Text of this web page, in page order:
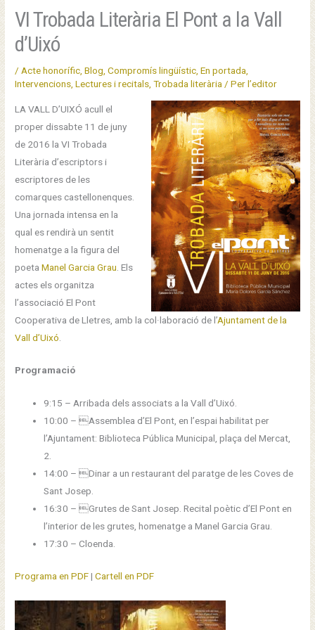
VI Trobada Literària El Pont a la Vall
d’Uixó
/ Acte honorífic ,Blog ,Compromís lingüístic ,En portada
Intervencions ,Lectures i recitals ,Trobada literària / Perl’editor
LA VALL D’UIXÓ acull el
proper dissabte 11 de juny
de 2016 la VI Trobada
Literària d’escriptors i
escriptores de les
comarques castellonenques.
Una jornada intensa en la
qual es rendirà un sentit
homenatge a la figura del
poetaManel Garcia Grau . Els
actes els organitza
l’associació El Pont
Cooperativa de Lletres, amb la col·laboració de l’Ajuntament de la
Vall d’Uixó
Programació
9:15 – Arribada dels associats a la Vall d’Uixó.
10:00 – Assemblea d’El Pont, en l’espai habilitat per
l’Ajuntament: Biblioteca Pública Municipal, plaça del Mercat,
2.
14:00 – Dinar a un restaurant del paratge de les Coves de
Sant Josep.
16:30 – Grutes de Sant Josep. Recital poètic d’El Pont en
l’interior de les grutes, homenatge a Manel Garcia Grau.
17:30 – Cloenda.
Programa en PDF|Cartell en PDF